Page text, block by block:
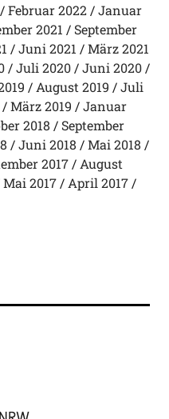
Februar 2022
Januar
2021
September
Juni 2021
März 2021
Juli 2020
Juni 2020
August 2019
Juli
März 2019
Januar
2018
September
Juni 2018
Mai 2018
2017
August
Mai 2017
April 2017